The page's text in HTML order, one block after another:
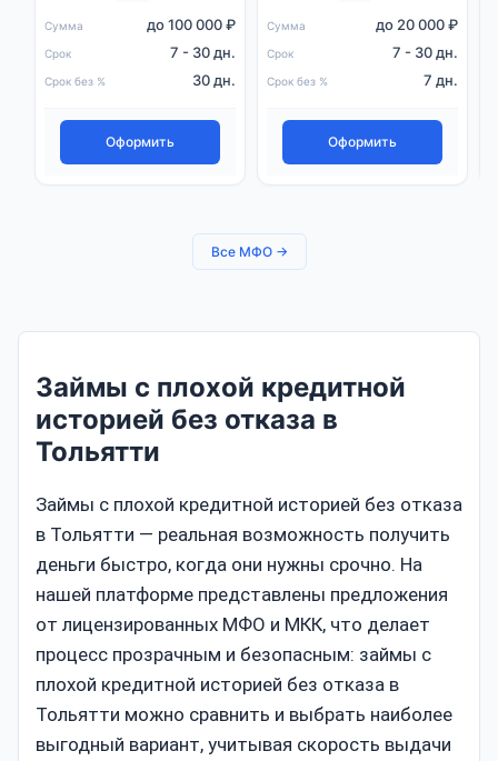
Сумма до 100 000 ₽
Срок 7 - 30 дн.
Срок без % 30 дн.
Оформить
Сумма до 20 000 ₽
Срок 7 - 30 дн.
Срок без % 7 дн.
Оформить
Все МФО →
Займы с плохой кредитной
историей без отказа в
Тольятти
Займы с плохой кредитной историей без отказа
в Тольятти — реальная возможность получить
деньги быстро, когда они нужны срочно. На
нашей платформе представлены предложения
от лицензированных МФО и МКК, что делает
процесс прозрачным и безопасным: займы с
плохой кредитной историей без отказа в
Тольятти можно сравнить и выбрать наиболее
выгодный вариант, учитывая скорость выдачи